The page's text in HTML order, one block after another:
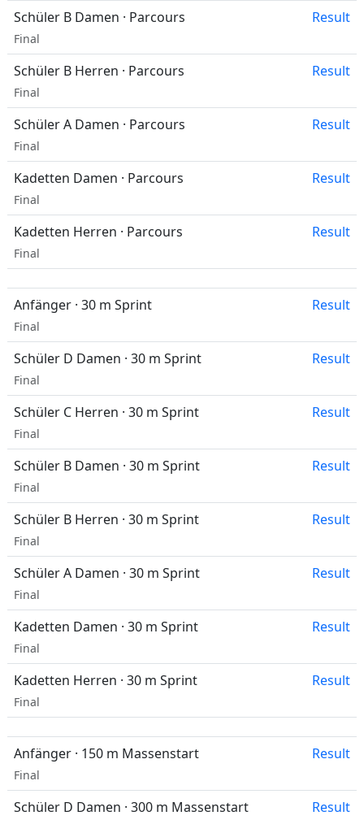
Schüler B Damen · Parcours Result
Final
Schüler B Herren · Parcours Result
Final
Schüler A Damen · Parcours Result
Final
Kadetten Damen · Parcours Result
Final
Kadetten Herren · Parcours Result
Final
Anfänger · 30 m Sprint Result
Final
Schüler D Damen · 30 m Sprint Result
Final
Schüler C Herren · 30 m Sprint Result
Final
Schüler B Damen · 30 m Sprint Result
Final
Schüler B Herren · 30 m Sprint Result
Final
Schüler A Damen · 30 m Sprint Result
Final
Kadetten Damen · 30 m Sprint Result
Final
Kadetten Herren · 30 m Sprint Result
Final
Anfänger · 150 m Massenstart Result
Final
Schüler D Damen · 300 m Massenstart Result